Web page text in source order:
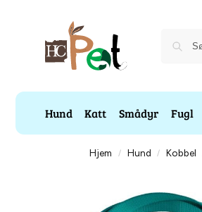
Hund Katt Smådyr Fugl
Hjem / Hund / Kobbel